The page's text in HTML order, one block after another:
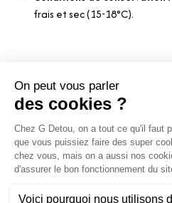
frais et sec (15-18°C).
Liens utiles
Livraison et paiements
Nos engagements